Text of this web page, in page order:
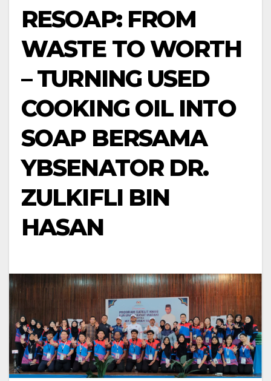
RESOAP: FROM
WASTE TO WORTH
– TURNING USED
COOKING OIL INTO
SOAP BERSAMA
YBSENATOR DR.
ZULKIFLI BIN
HASAN